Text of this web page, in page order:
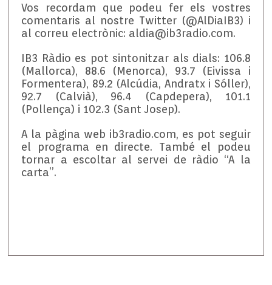
Vos recordam que podeu fer els vostres
comentaris al nostre Twitter (@AlDiaIB3) i
al correu electrònic: aldia@ib3radio.com.
IB3 Ràdio es pot sintonitzar als dials: 106.8
(Mallorca), 88.6 (Menorca), 93.7 (Eivissa i
Formentera), 89.2 (Alcúdia, Andratx i Sóller),
92.7 (Calvià), 96.4 (Capdepera), 101.1
(Pollença) i 102.3 (Sant Josep).
A la pàgina web ib3radio.com, es pot seguir
el programa en directe. També el podeu
tornar a escoltar al servei de ràdio “A la
carta”.